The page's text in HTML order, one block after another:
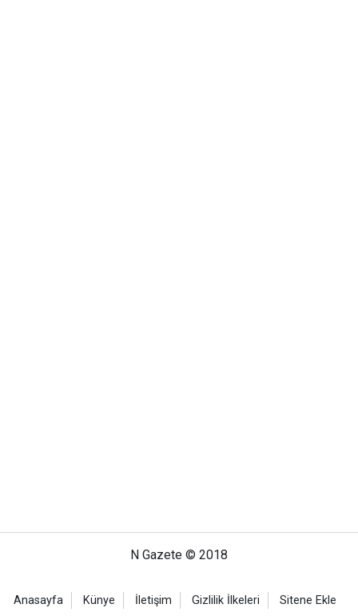
N Gazete © 2018
Anasayfa Künye İletişim Gizlilik İlkeleri Sitene Ekle